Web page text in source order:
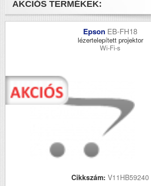
AKCIÓS TERMÉKEK:
Epson EB-FH18
lézertelepített projektor
Wi-Fi-s
Cikkszám: V11HB59240